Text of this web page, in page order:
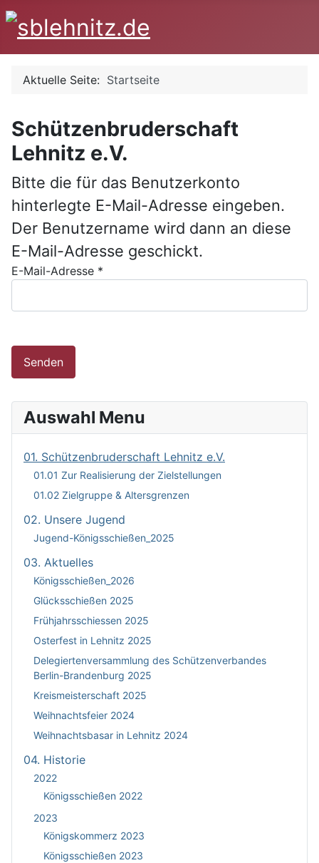
Aktuelle Seite: Startseite
Schützenbruderschaft
Lehnitz e.V.
Bitte die für das Benutzerkonto
hinterlegte E-Mail-Adresse eingeben.
Der Benutzername wird dann an diese
E-Mail-Adresse geschickt.
E-Mail-Adresse *
Senden
Auswahl Menu
01. Schützenbruderschaft Lehnitz e.V.
01.01 Zur Realisierung der Zielstellungen
01.02 Zielgruppe & Altersgrenzen
02. Unsere Jugend
Jugend-Königsschießen_2025
03. Aktuelles
Königsschießen_2026
Glücksschießen 2025
Frühjahrsschiessen 2025
Osterfest in Lehnitz 2025
Delegiertenversammlung des Schützenverbandes
Berlin-Brandenburg 2025
Kreismeisterschaft 2025
Weihnachtsfeier 2024
Weihnachtsbasar in Lehnitz 2024
04. Historie
2022
Königsschießen 2022
2023
Königskommerz 2023
Königsschießen 2023